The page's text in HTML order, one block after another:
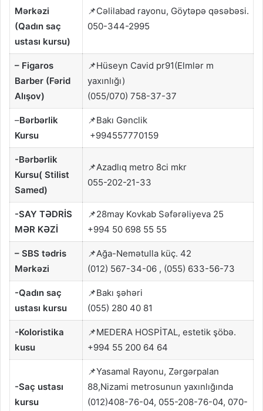
Mərkəzi
(Qadın saç
ustası kursu)
📌Cəlilabad rayonu, Göytəpə qəsəbəsi.
050-344-2995
– Figaros
Barber (Fərid
Alışov)
📌Hüseyn Cavid pr91(Elmlər m
yaxınlığı)
(055/070) 758-37-37
–Bərbərlik
Kursu
📌Bakı Gənclik
+994557770159
-Bərbərlik
Kursu( Stilist
Samed)
📌Azadlıq metro 8ci mkr
055-202-21-33
-SAY TƏDRİS
MƏR KƏZİ
📌28may Kovkab Səfərəliyeva 25
+994 50 698 55 55
– SBS tədris
Mərkəzi
📌Ağa-Nemətulla küç. 42
(012) 567-34-06 , (055) 633-56-73
-Qadın saç
ustası kursu
📌Bakı şəhəri
(055) 280 40 81
-Koloristika
kusu
📌MEDERA HOSPİTAL, estetik şöbə.
+994 55 200 64 64
-Saç ustası
kursu
📌Yasamal Rayonu, Zərgərpalan
88,Nizami metrosunun yaxınlığında
(012)408-76-04, 055-208-76-04, 070-